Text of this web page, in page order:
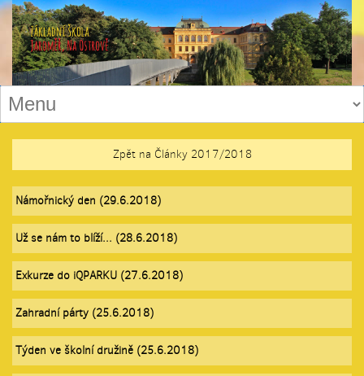
Zpět na Články 2017/2018
Námořnický den (29.6.2018)
Už se nám to blíží... (28.6.2018)
Exkurze do iQPARKU (27.6.2018)
Zahradní párty (25.6.2018)
Týden ve školní družině (25.6.2018)